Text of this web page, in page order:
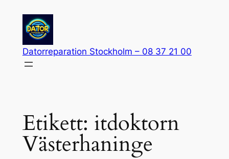
innehåll
Datorreparation Stockholm – 08 37 21 00
Etikett: itdoktorn
Västerhaninge